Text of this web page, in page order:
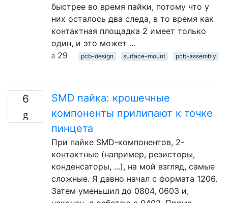
быстрее во время пайки, потому что у
них осталось два следа, в то время как
контактная площадка 2 имеет только
один, и это может …
29
pcb-design surface-mount pcb-assembly
6
SMD пайка: крошечные
компоненты прилипают к точке
пинцета
При пайке SMD-компонентов, 2-
контактные (например, резисторы,
конденсаторы, ...), на мой взгляд, самые
сложные. Я давно начал с формата 1206.
Затем уменьшил до 0804, 0603 и,